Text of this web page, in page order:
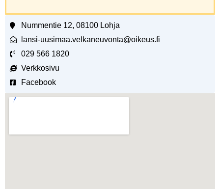
Nummentie 12, 08100 Lohja
lansi-uusimaa.velkaneuvonta@oikeus.fi
029 566 1820
Verkkosivu
Facebook